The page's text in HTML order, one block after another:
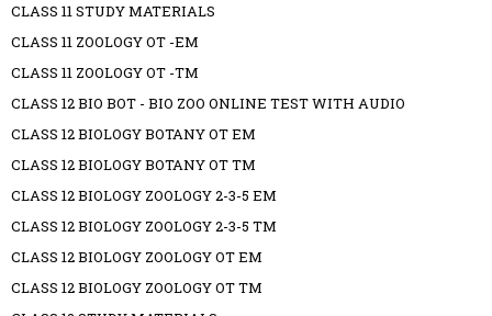
CLASS 11 STUDY MATERIALS
CLASS 11 ZOOLOGY OT -EM
CLASS 11 ZOOLOGY OT -TM
CLASS 12 BIO BOT - BIO ZOO ONLINE TEST WITH AUDIO
CLASS 12 BIOLOGY BOTANY OT EM
CLASS 12 BIOLOGY BOTANY OT TM
CLASS 12 BIOLOGY ZOOLOGY 2-3-5 EM
CLASS 12 BIOLOGY ZOOLOGY 2-3-5 TM
CLASS 12 BIOLOGY ZOOLOGY OT EM
CLASS 12 BIOLOGY ZOOLOGY OT TM